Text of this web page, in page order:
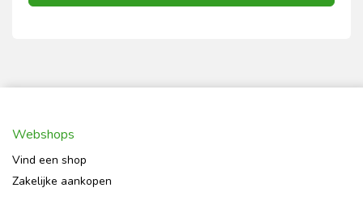
Webshops
Vind een shop
Zakelijke aankopen